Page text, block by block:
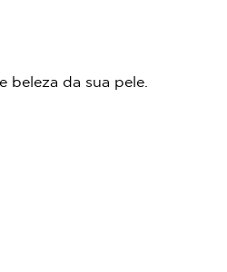
beleza da sua pele.